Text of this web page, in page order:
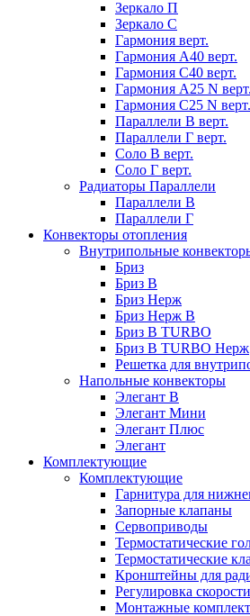
Зеркало П
Зеркало С
Гармония верт.
Гармония А40 верт.
Гармония С40 верт.
Гармония А25 N верт.
Гармония С25 N верт.
Параллели В верт.
Параллели Г верт.
Соло В верт.
Соло Г верт.
Радиаторы Параллели
Параллели В
Параллели Г
Конвекторы отопления
Внутрипольные
Бриз
Бриз В
Бриз Нерж
Бриз Нерж В
Бриз В TURBO
Бриз В TURBO Нерж
Решетка для
Напольные конвекторы
Элегант В
Элегант Мини
Элегант Плюс
Элегант
Комплектующие
Комплектующие
Гарнитура для
Запорные клапаны
Сервоприводы
Термостатические
Термостатические
Кронштейны для
Регулировка
Монтажные